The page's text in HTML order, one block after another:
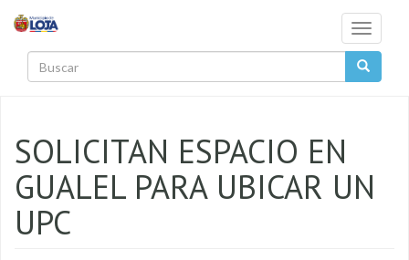
Toggle
SOLICITAN ESPACIO EN
GUALEL PARA UBICAR UN
UPC